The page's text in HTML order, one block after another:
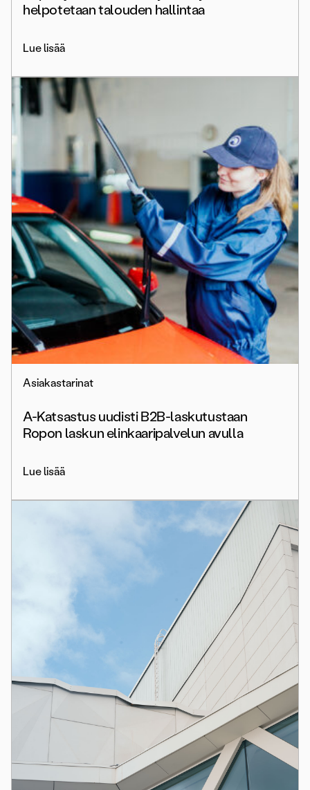
helpotetaan talouden hallintaa
Lue lisää
Asiakastarinat
A-Katsastus uudisti B2B-laskutustaan
Ropon laskun elinkaaripalvelun avulla
Lue lisää